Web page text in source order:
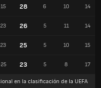
28 6 10 14
26 5 11 14
25 5 10 15
23 5 8 17
en la clasificación de la UEFA